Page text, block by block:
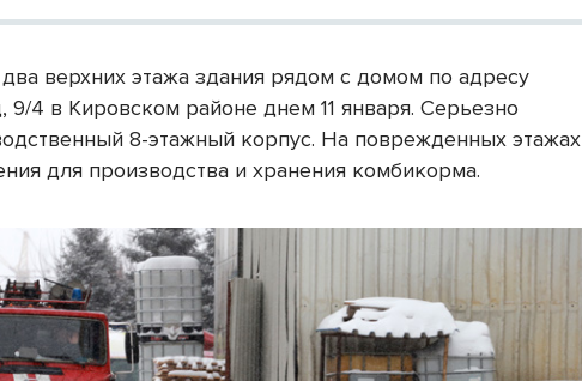
верхних этажа здания рядом с домом по адресу
4 в Кировском районе днем 11 января. Серьезно
8-этажный корпус. На поврежденных этажах
для производства и хранения комбикорма.